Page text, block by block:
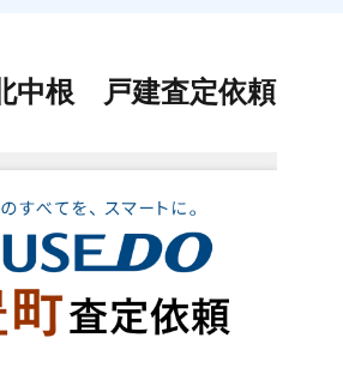
中根 戸建査定依頼